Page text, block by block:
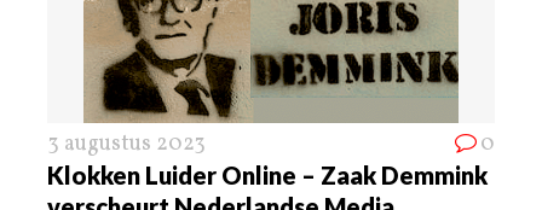
3 augustus 2023 0
Klokken Luider Online – Zaak Demmink